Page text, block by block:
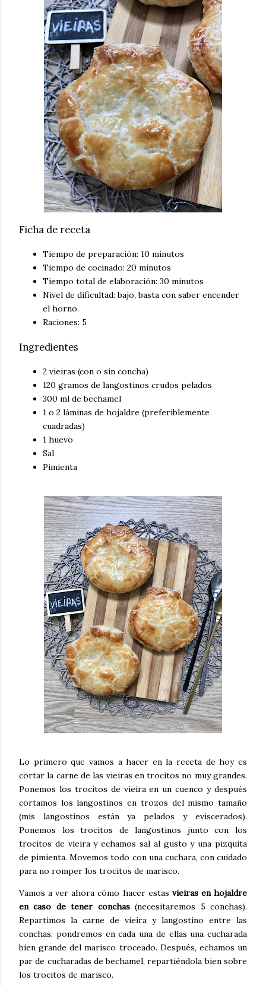
Ficha de receta
Tiempo de preparación: 10 minutos
Tiempo de cocinado: 20 minutos
Tiempo total de elaboración: 30 minutos
Nivel de dificultad: bajo, basta con saber encender
el horno.
Raciones: 5
Ingredientes
2 vieiras (con o sin concha)
120 gramos de langostinos crudos pelados
300 ml de bechamel
1 o 2 láminas de hojaldre (preferiblemente
cuadradas)
1 huevo
Sal
Pimienta
Lo primero que vamos a hacer en la receta de hoy es
cortar la carne de las vieiras en trocitos no muy grandes.
Ponemos los trocitos de vieira en un cuenco y después
cortamos los langostinos en trozos del mismo tamaño
(mis langostinos están ya pelados y eviscerados).
Ponemos los trocitos de langostinos junto con los
trocitos de vieira y echamos sal al gusto y una pizquita
de pimienta. Movemos todo con una cuchara, con cuidado
para no romper los trocitos de marisco.
Vamos a ver ahora cómo hacer estas vieiras en hojaldre
en caso de tener conchas(necesitaremos 5 conchas).
Repartimos la carne de vieira y langostino entre las
conchas, pondremos en cada una de ellas una cucharada
bien grande del marisco troceado. Después, echamos un
par de cucharadas de bechamel, repartiéndola bien sobre
los trocitos de marisco.